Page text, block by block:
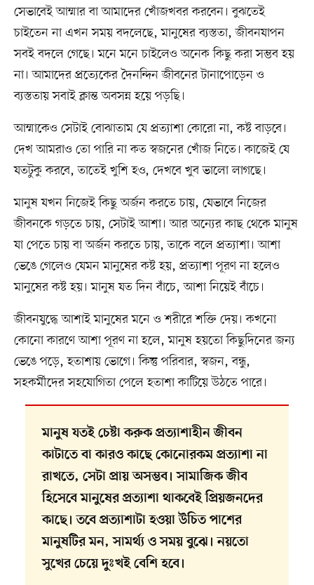
সেভাবেই আম্মার বা আমাদের খোঁজখবর করবেন। বুঝতেই
চাইতেন না এখন সময় বদলেছে, মানুষের ব্যস্ততা, জীবনযাপন
সবই বদলে গেছে। মনে মনে চাইলেও অনেক কিছু করা সম্ভব হয়
না। আমাদের প্রত্যেকের দৈনন্দিন জীবনের টানাপোড়েন ও
ব্যস্ততায় সবাই ক্লান্ত অবসন্ন হয়ে পড়ছি।
আম্মাকেও সেটাই বোঝাতাম যে প্রত্যাশা কোরো না, কষ্ট বাড়বে।
দেখ আমরাও তো পারি না কত স্বজনের খোঁজ নিতে। কাজেই যে
যতটুকু করবে, তাতেই খুশি হও, দেখবে খুব ভালো লাগছে।
মানুষ যখন নিজেই কিছু অর্জন করতে চায়, যেভাবে নিজের
জীবনকে গড়তে চায়, সেটাই আশা। আর অন্যের কাছ থেকে মানুষ
যা পেতে চায় বা অর্জন করতে চায়, তাকে বলে প্রত্যাশা। আশা
ভেঙে গেলেও যেমন মানুষের কষ্ট হয়, প্রত্যাশা পূরণ না হলেও
মানুষের কষ্ট হয়। মানুষ যত দিন বাঁচে, আশা নিয়েই বাঁচে।
জীবনযুদ্ধে আশাই মানুষের মনে ও শরীরে শক্তি দেয়। কখনো
কোনো কারণে আশা পূরণ না হলে, মানুষ হয়তো কিছুদিনের জন্য
ভেঙে পড়ে, হতাশায় ভোগে। কিন্তু পরিবার, স্বজন, বন্ধু,
সহকর্মীদের সহযোগিতা পেলে হতাশা কাটিয়ে উঠতে পারে।
মানুষ যতই চেষ্টা করুক প্রত্যাশাহীন জীবন
কাটাতে বা কারও কাছে কোনোরকম প্রত্যাশা না
রাখতে, সেটা প্রায় অসম্ভব। সামাজিক জীব
হিসেবে মানুষের প্রত্যাশা থাকবেই প্রিয়জনদের
কাছে। তবে প্রত্যাশাটা হওয়া উচিত পাশের
মানুষটির মন, সামর্থ্য ও সময় বুঝে। নয়তো
সুখের চেয়ে দুঃখই বেশি হবে।